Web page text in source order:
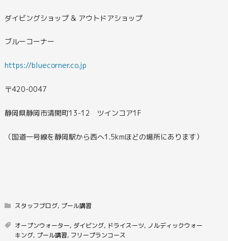
ダイビングショップ & アウトドアショップ
ブルーコーナー
https://bluecorner.co.jp
〒420-0047
静岡県静岡市清閑町13-12 ツインコア1F
（国道一号線を静岡駅から西へ1.5kmほどの場所にあります）
スタッフブログ, プール講習
オープンウォーター, ダイビング, ドライスーツ, ノルディックウォー
キング, プール講習, フリープランコース